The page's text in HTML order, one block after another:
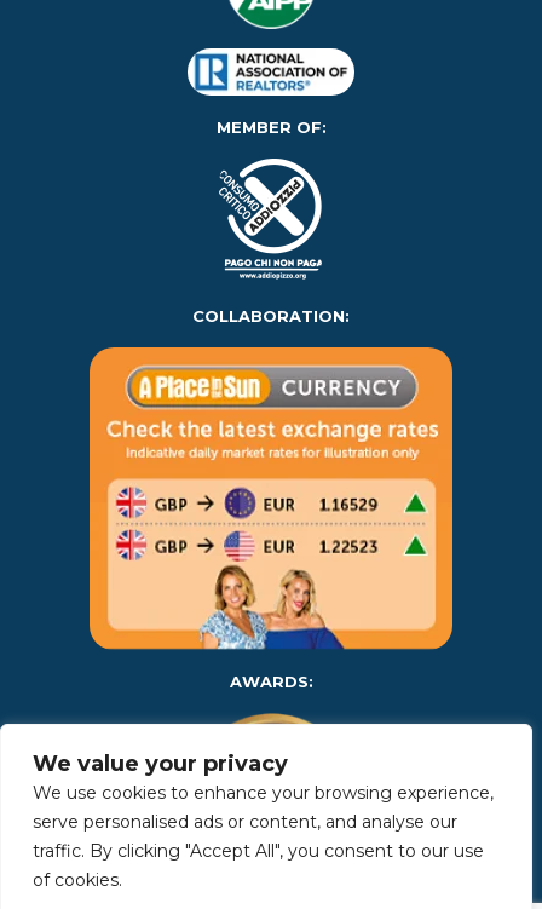
We value your privacy
We use cookies to enhance your browsing experience,
serve personalised ads or content, and analyse our
traffic. By clicking "Accept All", you consent to our use
of cookies.
MEMBER OF:
COLLABORATION:
AWARDS: